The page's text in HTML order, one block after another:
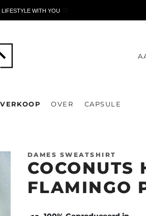
WITH YOU 🤍
OVER CAPSULE
DAMES SWEATSHIRT
COCONUTS
FLAMINGO